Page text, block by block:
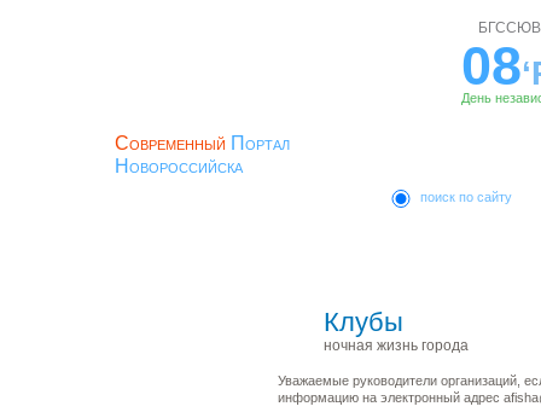
Современный Портал
Новороссийска
08
День
поиск по сайту
Клубы
ночная жизнь города
Уважаемые руководители организаций,
информацию на электронный адрес